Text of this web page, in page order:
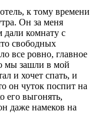
к тому времени
Он за меня
дали комнату с
свободных
все ровно, главное
мы зашли в мой
и хочет спать, и
он чуток поспит на
его выгонять,
даже намеков на